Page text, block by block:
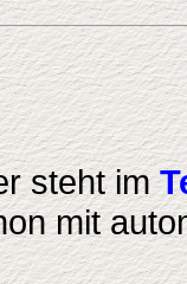
steht im
mit